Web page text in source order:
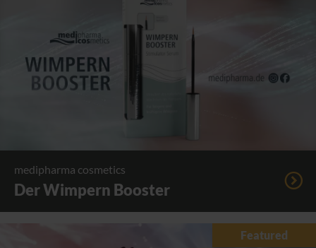
medipharma cosmetics
Der Wimpern Booster
Featured